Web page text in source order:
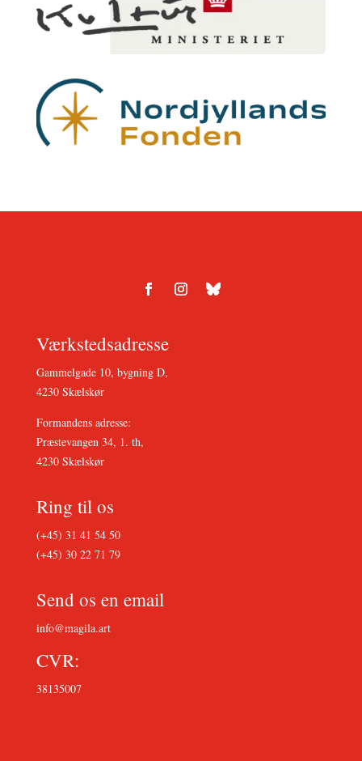
Værkstedsadresse
Gammelgade 10, bygning D,
4230 Skælskør
Formandens adresse:
Præstevangen 34, 1. th,
4230 Skælskør
Ring til os
(+45) 31 41 54 50
(+45) 30 22 71 79
Send os en email
info@magila.art
CVR:
38135007